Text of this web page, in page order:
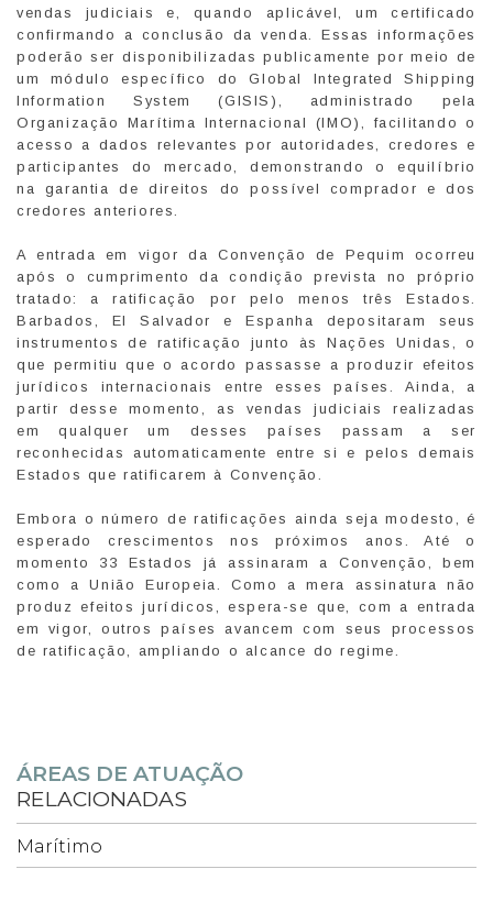
vendas judiciais e, quando aplicável, um certificado
confirmando a conclusão da venda. Essas informações
poderão ser disponibilizadas publicamente por meio de
um módulo específico do Global Integrated Shipping
Information System (GISIS), administrado pela
Organização Marítima Internacional (IMO), facilitando o
acesso a dados relevantes por autoridades, credores e
participantes do mercado, demonstrando o equilíbrio
na garantia de direitos do possível comprador e dos
credores anteriores.
A entrada em vigor da Convenção de Pequim ocorreu
após o cumprimento da condição prevista no próprio
tratado: a ratificação por pelo menos três Estados.
Barbados, El Salvador e Espanha depositaram seus
instrumentos de ratificação junto às Nações Unidas, o
que permitiu que o acordo passasse a produzir efeitos
jurídicos internacionais entre esses países. Ainda, a
partir desse momento, as vendas judiciais realizadas
em qualquer um desses países passam a ser
reconhecidas automaticamente entre si e pelos demais
Estados que ratificarem à Convenção.
Embora o número de ratificações ainda seja modesto, é
esperado crescimentos nos próximos anos. Até o
momento 33 Estados já assinaram a Convenção, bem
como a União Europeia. Como a mera assinatura não
produz efeitos jurídicos, espera-se que, com a entrada
em vigor, outros países avancem com seus processos
de ratificação, ampliando o alcance do regime.
ÁREAS DE ATUAÇÃO
RELACIONADAS
Marítimo